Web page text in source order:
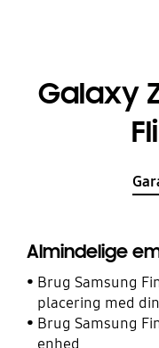
Galaxy
Almindelige
Brug Samsung
placering med
andre kontakter
Brug Samsung
enhed